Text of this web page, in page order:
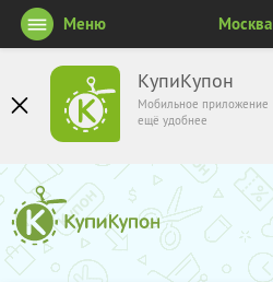
КупиКупон
Мобильное приложение
ещё удобнее
Меню Москва